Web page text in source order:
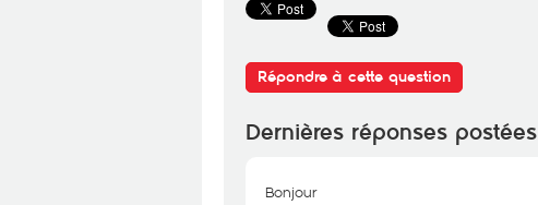
Répondre à cette question
Dernières réponses postées
Bonjour